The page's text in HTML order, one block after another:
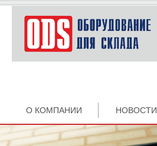
О КОМПАНИИ НОВОСТИ